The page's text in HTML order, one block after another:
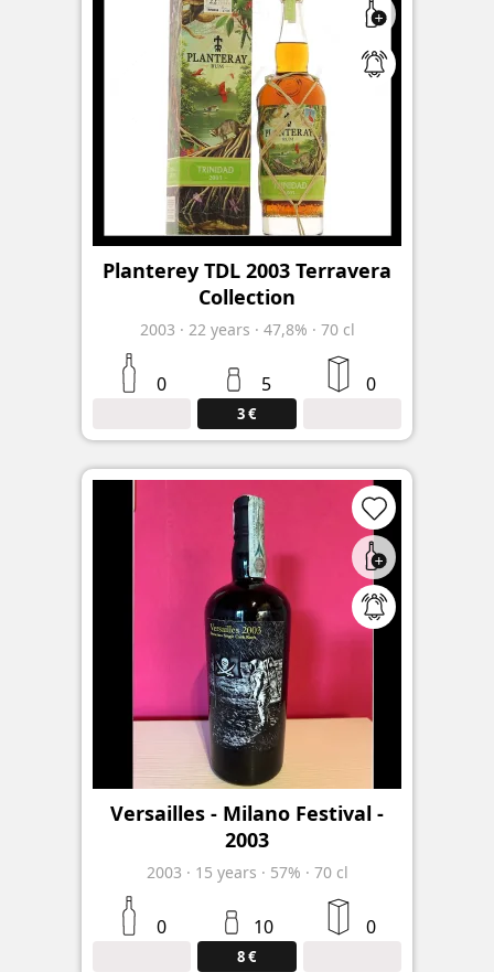
Planterey TDL 2003 Terravera
Collection
2003 · 22 years · 47,8% · 70 cl
0 5
3 €
0
Versailles - Milano Festival -
2003
2003 · 15 years · 57% · 70 cl
0 10
8 €
0